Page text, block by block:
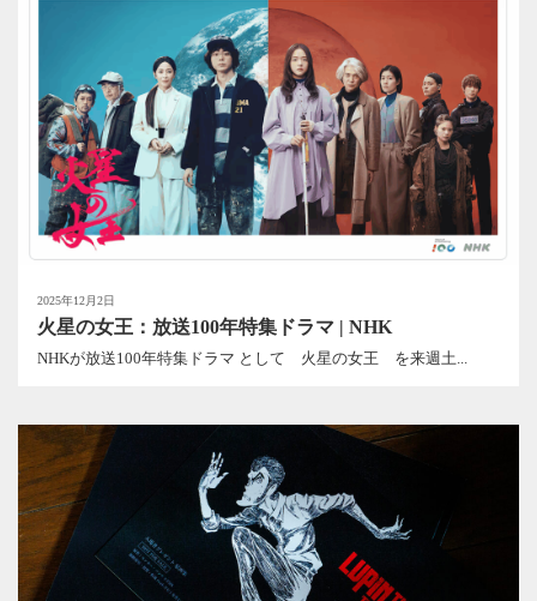
2025年12月2日
火星の女王：放送100年特集ドラマ | NHK
NHKが放送100年特集ドラマ として 火星の女王 を来週土...